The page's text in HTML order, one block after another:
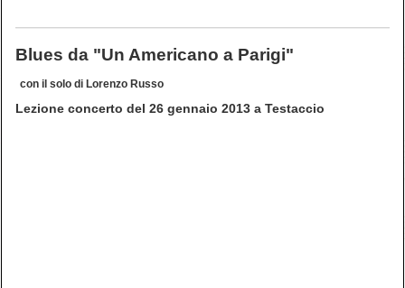
Blues da "Un Americano a Parigi"
con il solo di Lorenzo Russo
Lezione concerto del 26 gennaio 2013 a Testaccio